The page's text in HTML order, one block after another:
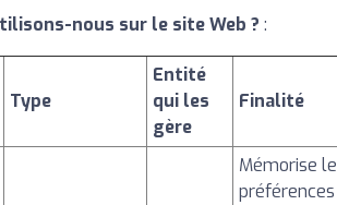
nous sur le site Web ? :
Type
Entité
qui les
gère
Finalité
Mémorise
préférences